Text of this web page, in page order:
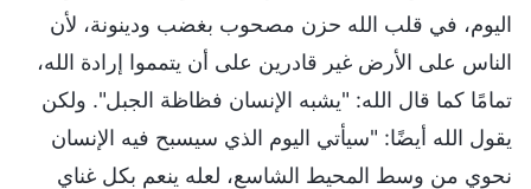
اليوم، في قلب الله حزن مصحوب بغضب ودينونة، لأن
الناس على الأرض غير قادرين على أن يتمموا إرادة الله،
تمامًا كما قال الله: "يشبه الإنسان فظاظة الجبل". ولكن
يقول الله أيضًا: "سيأتي اليوم الذي سيسبح فيه الإنسان
نحوي من وسط المحيط الشاسع، لعله ينعم بكل غناي